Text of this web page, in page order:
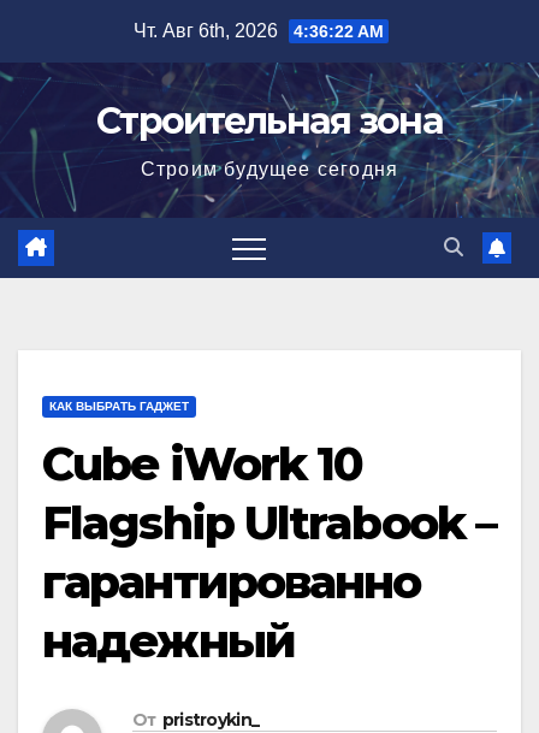
содержимому
Чт. Авг 6th, 2026 4:36:23 AM
Строительная зона
Строим будущее сегодня
КАК ВЫБРАТЬ ГАДЖЕТ
Cube iWork 10
Flagship Ultrabook –
гарантированно
надежный
От pristroykin_